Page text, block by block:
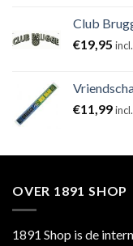
Club
€19,95
€11,99
OVER 1891 SHOP
1891 Shop is de